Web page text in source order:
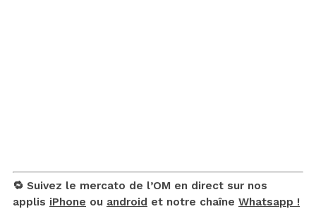
🔁 Suivez le mercato de l’OM en direct sur nos
applis iPhone ou android et notre chaîne Whatsapp !